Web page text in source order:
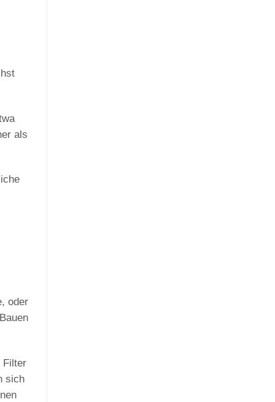
als
oder
sich